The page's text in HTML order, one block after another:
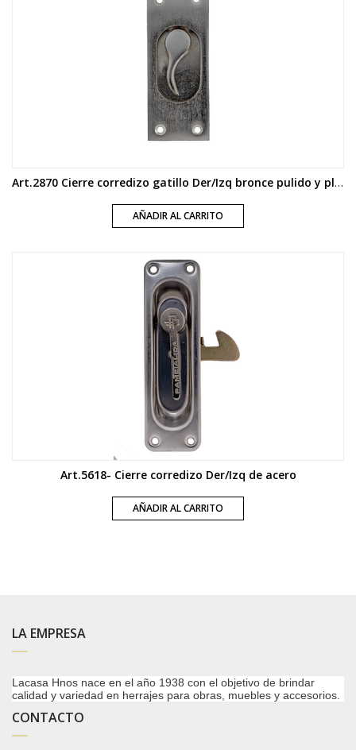
Art.2870 Cierre corredizo gatillo Der/Izq bronce pulido y platil
AÑADIR AL CARRITO
Art.5618- Cierre corredizo Der/Izq de acero
AÑADIR AL CARRITO
LA EMPRESA
Lacasa Hnos nace en el año 1938 con el objetivo de brindar
calidad y variedad en herrajes para obras, muebles y accesorios.
CONTACTO